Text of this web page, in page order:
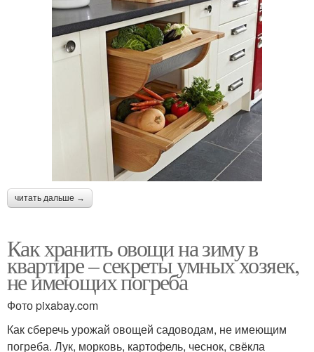
читать дальше →
Как хранить овощи на зиму в
квартире – секреты умных хозяек,
не имеющих погреба
Фото pixabay.com
Как сберечь урожай овощей садоводам, не имеющим
погреба. Лук, морковь, картофель, чеснок, свёкла